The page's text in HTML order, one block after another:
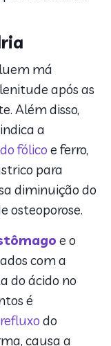
má
após as
Além disso,
a
fólico e ferro,
para
diminuição do
osteoporose.
e o
com a
do ácido no
é
refluxo do
causa a